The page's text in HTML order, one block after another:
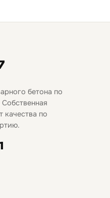
бетона по
качества по